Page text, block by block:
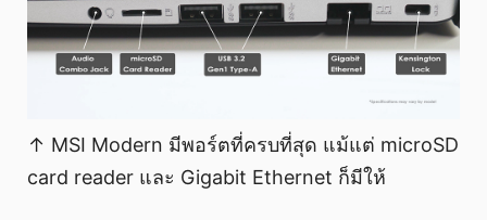
↑ MSI Modern มีพอร์ตที่ครบที่สุด แม้แต่ microSD
card reader และ Gigabit Ethernet ก็มีให้